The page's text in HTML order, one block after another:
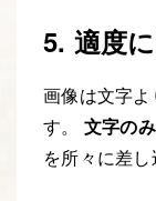
5. 適度
画像は文字
す。 文字の
を所々に差し